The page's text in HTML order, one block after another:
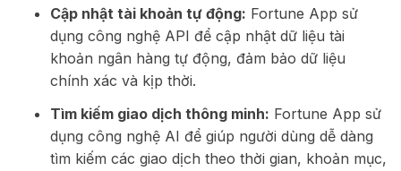
Cập nhật tài khoản tự động: Fortune App sử
dụng công nghệ API để cập nhật dữ liệu tài
khoản ngân hàng tự động, đảm bảo dữ liệu
chính xác và kịp thời.
Tìm kiếm giao dịch thông minh: Fortune App sử
dụng công nghệ AI để giúp người dùng dễ dàng
tìm kiếm các giao dịch theo thời gian, khoản mục,